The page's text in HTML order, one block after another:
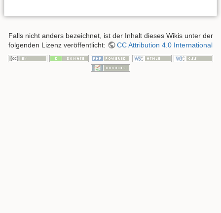
Falls nicht anders bezeichnet, ist der Inhalt dieses Wikis unter der
folgenden Lizenz veröffentlicht:
CC Attribution 4.0 International